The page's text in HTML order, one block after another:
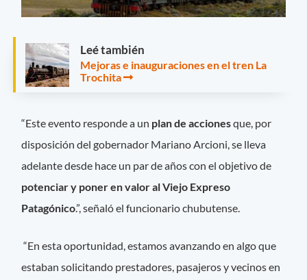
Leé también
Mejoras e inauguraciones en el tren La
Trochita
“Este evento responde a un plan de accionesque, por
disposición del gobernador Mariano Arcioni, se lleva
adelante desde hace un par de años con el objetivo de
potenciar y poner en valor al Viejo Expreso
Patagónico.”, señaló el funcionario chubutense.
“En esta oportunidad, estamos avanzando en algo que
estaban solicitando prestadores, pasajeros y vecinos en